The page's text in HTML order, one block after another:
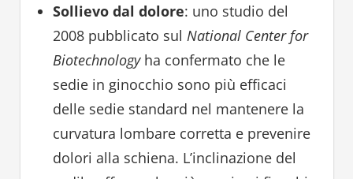
Sollievo dal dolore: uno studio del
2008 pubblicato sul National Center for
Biotechnologyha confermato che le
sedie in ginocchio sono più efficaci
delle sedie standard nel mantenere la
curvatura lombare corretta e prevenire
dolori alla schiena. L’inclinazione del